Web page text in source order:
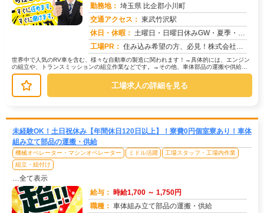
勤務地： 埼玉県 比企郡小川町
交通アクセス： 東武竹沢駅
休日・休暇： 土曜日・日曜日休みGW・夏季・年末年始休暇あり
工場PR： 住み込み希望の方、必見！株式会社京栄センターでは、2000人以上の紹介実績があります。→全国2500件以上の格安寮...
世界中で人気のRV車を含む、様々な自動車の製造に関われます！→具体的には、エンジン
の組立や、トランスミッションの組立作業などです。→その他、車体部品の運搬や供給、
機械操作、完成品の検査など、あな...
工場求人の詳細を見る
未経験OK！土日祝休み【年間休日120日以上】！寮費0円個室寮あり！車体
組み立て部品の運搬・供給
機械オペレーター・マシンオペレーター ミドル活躍
工場スタッフ・工場内作業
組立・組付け
…全て表示
給与： 時給1,700 ～ 1,750円
職種： 車体組み立て部品の運搬・供給